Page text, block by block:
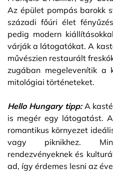
Az épület pompás barokk
századi főúri élet
pedig modern
várják a látogatókat. A
művészien restaurált
zugában megelevenítik a
mitológiai történeteket.
Hello Hungary tipp:A
is megér egy látogatást.
romantikus környezet
vagy piknikhez.
rendezvényeknek és
ad, így érdemes lesni az